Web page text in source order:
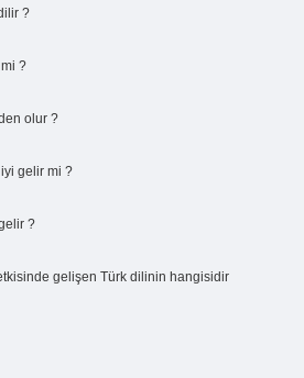
?
?
olur ?
gelir mi ?
?
gelişen Türk dilinin hangisidir